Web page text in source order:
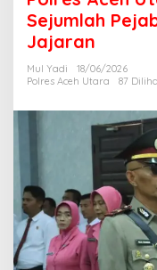
Sejumlah
Jajaran
Mul Yadi
18/06/2026
Polres Aceh Utara
87